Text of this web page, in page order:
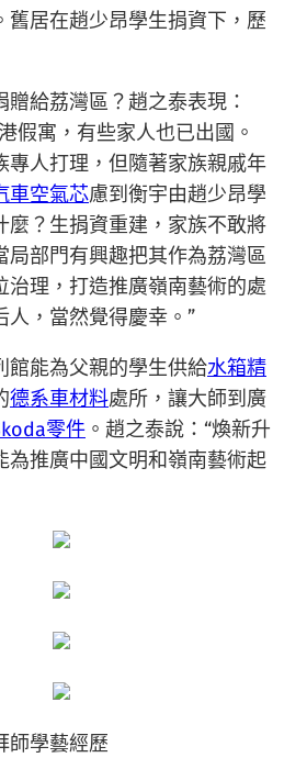
舊居在趙少昂學生捐資下，歷
給荔灣區？趙之泰表現：
假寓，有些家人也已出國。
專人打理，但隨著家族親戚年
車空氣芯慮到衡宇由趙少昂學
麼？生捐資重建，家族不敢將
局部門有興趣把其作為荔灣區
治理，打造推廣嶺南藝術的處
人，當然覺得慶幸。”
館能為父親的學生供給水箱精
德系車材料處所，讓大師到廣
零件 。趙之泰說：“煥新升
為推廣中國文明和嶺南藝術起
師學藝經歷